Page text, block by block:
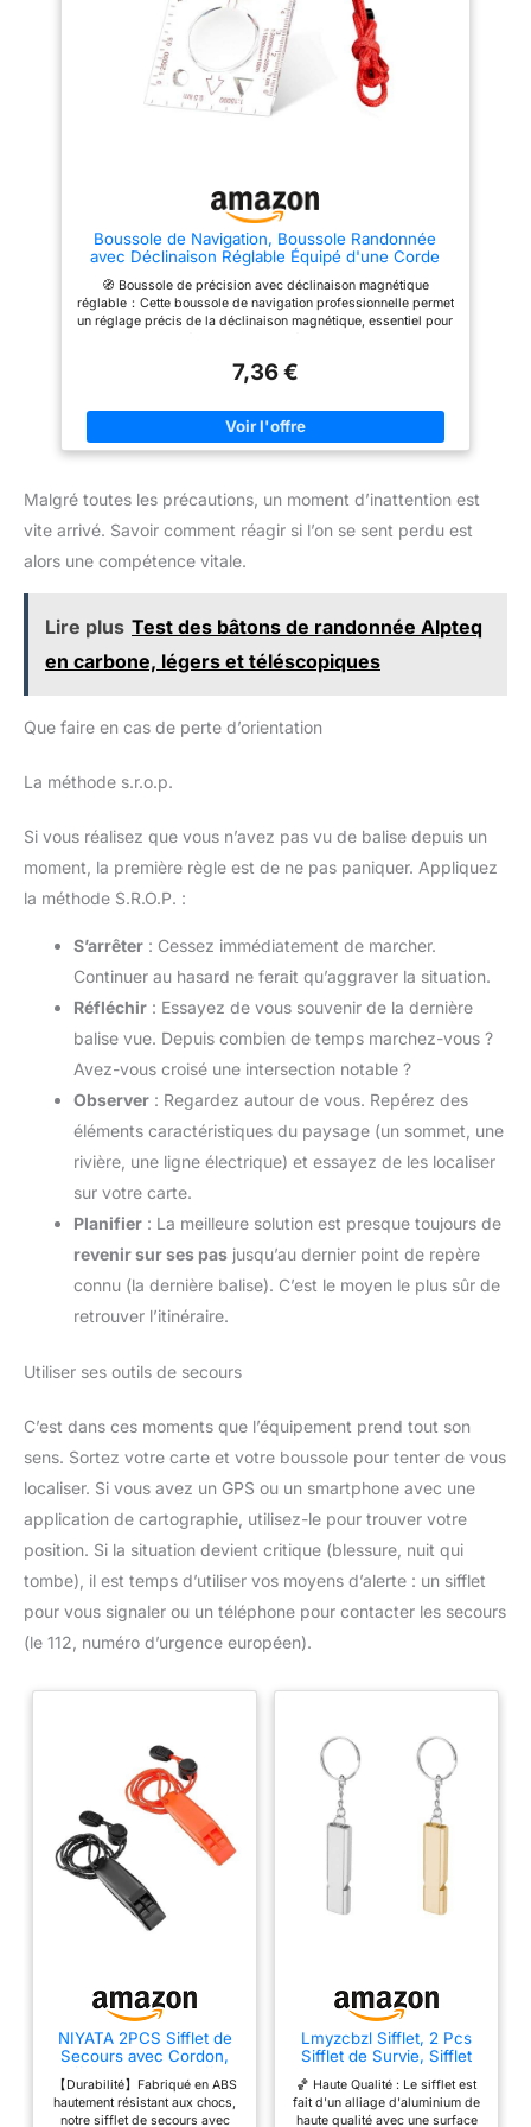
la boussole près de vous avec
une attache de boucle de
ceinture, ou placez-la en toute
sécurité dans votre poche avec
un sac de transport, afin que
vous puissiez garder vos mains
sur la montagne que vous
tombe, vous pouvez encore
Fonction lumineuse : Cette
boussole de navigation
fonctionne par tous les temps.
Elle s'illumine après avoir
absorbé suffisamment de
lumière solaire, vous évitant
de suspension qui permet de
un porte-clés. Petite et légère,
elle se glisse facilement dans
transporter. Contenu : 1
boussole et 1 sifflet de survie.
Parfait pour le camping, la
Boussole de Navigation, Boussole Randonnée
avec Déclinaison Réglable Équipé d'une Corde
Rouge Transparente Compas d'Orientation pour
Randonnée Camping Sport de Plein air
🧭 Boussole de précision avec déclinaison magnétique
réglable：Cette boussole de navigation professionnelle permet
un réglage précis de la déclinaison magnétique, essentiel pour
fiable en toutes circonstances. 💡 Fonction lumineuse pour une
visée et l'aiguille magnétique (N) sont recouverts de pigments
luminescents. Cette boussole militaire reste parfaitement lisible
dans l'obscurité, un atout majeur pour les missions nocturnes
intempéries, cette boussole millieme est totalement étanche et
conditions extrêmes, comme les véritables boussole de terrain,
pour une durabilité maximale lors de vos aventures en
extérieur. 🔍 Lecture précise avec loupe intégrée：La plaque
Cette boussole de navigation polyvalente facilite l'identification
des reliefs et la planification d'itinéraires complexes. 🎒
Portable et pratique avec cordon inclus：Livrée avec un
cordon nylon robuste, cette boussole peut être portée autour du
outdoor nécessitant une boussole randonnée fiable.
7,36 €
Malgré toutes les précautions, un moment d’inattention est
vite arrivé. Savoir comment réagir si l’on se sent perdu est
alors une compétence vitale.
Lire plus Test des bâtons de randonnée Alpteq
en carbone, légers et téléscopiques
Que faire en cas de perte d’orientation
La méthode s.r.o.p.
Si vous réalisez que vous n’avez pas vu de balise depuis un
moment, la première règle est de ne pas paniquer. Appliquez
la méthode S.R.O.P. :
S’arrêter : Cessez immédiatement de marcher.
Continuer au hasard ne ferait qu’aggraver la situation.
Réfléchir : Essayez de vous souvenir de la dernière
balise vue. Depuis combien de temps marchez-vous ?
Avez-vous croisé une intersection notable ?
Observer : Regardez autour de vous. Repérez des
éléments caractéristiques du paysage (un sommet, une
rivière, une ligne électrique) et essayez de les localiser
sur votre carte.
Planifier : La meilleure solution est presque toujours de
revenir sur ses pas jusqu’au dernier point de repère
connu (la dernière balise). C’est le moyen le plus sûr de
retrouver l’itinéraire.
Utiliser ses outils de secours
C’est dans ces moments que l’équipement prend tout son
sens. Sortez votre carte et votre boussole pour tenter de vous
localiser. Si vous avez un GPS ou un smartphone avec une
application de cartographie, utilisez-le pour trouver votre
position. Si la situation devient critique (blessure, nuit qui
tombe), il est temps d’utiliser vos moyens d’alerte : un sifflet
pour vous signaler ou un téléphone pour contacter les secours
(le 112, numéro d’urgence européen).
NIYATA 2PCS Sifflet de
Secours avec Cordon,
Sifflet De Survie, Sifflet
Securité Randonnée,
Sifflet de Sécurité, Sifflet
【Durabilité】Fabriqué en ABS
hautement résistant aux chocs,
notre sifflet de secours avec
Lmyzcbzl Sifflet, 2 Pcs
Sifflet de Survie, Sifflet
Métal Sifflet Secours,
pour Camping en Plein
🏀 Haute Qualité : Le sifflet est
fait d'un alliage d'aluminium de
haute qualité avec une surface